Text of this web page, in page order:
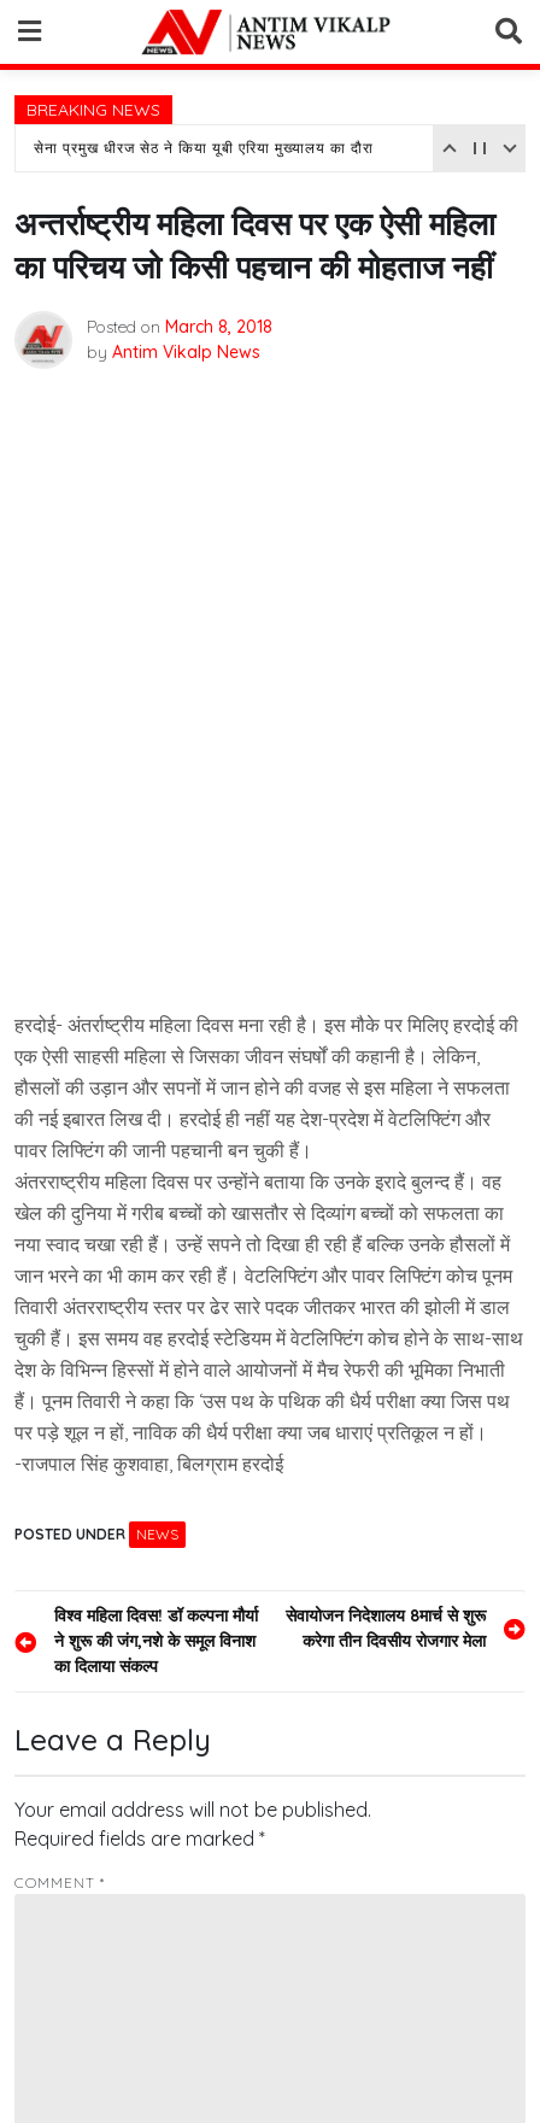
content
BREAKING NEWS
सेना प्रमुख धीरज सेठ ने किया यूबी एरिया मुख्यालय का दौरा
अन्तर्राष्ट्रीय महिला दिवस पर एक ऐसी महिला
का परिचय जो किसी पहचान की मोहताज नहीं
Posted on March 8, 2018
by Antim Vikalp News
हरदोई- अंतर्राष्ट्रीय महिला दिवस मना रही है। इस मौके पर मिलिए हरदोई की
एक ऐसी साहसी महिला से जिसका जीवन संघर्षों की कहानी है। लेकिन,
हौसलों की उड़ान और सपनों में जान होने की वजह से इस महिला ने सफलता
की नई इबारत लिख दी। हरदोई ही नहीं यह देश-प्रदेश में वेटलिफ्टिंग और
पावर लिफ्टिंग की जानी पहचानी बन चुकी हैं।
अंतरराष्ट्रीय महिला दिवस पर उन्होंने बताया कि उनके इरादे बुलन्द हैं। वह
खेल की दुनिया में गरीब बच्चों को खासतौर से दिव्यांग बच्चों को सफलता का
नया स्वाद चखा रही हैं। उन्हें सपने तो दिखा ही रही हैं बल्कि उनके हौसलों में
जान भरने का भी काम कर रही हैं। वेटलिफ्टिंग और पावर लिफ्टिंग कोच पूनम
तिवारी अंतरराष्ट्रीय स्तर पर ढेर सारे पदक जीतकर भारत की झोली में डाल
चुकी हैं। इस समय वह हरदोई स्टेडियम में वेटलिफ्टिंग कोच होने के साथ-साथ
देश के विभिन्न हिस्सों में होने वाले आयोजनों में मैच रेफरी की भूमिका निभाती
हैं। पूनम तिवारी ने कहा कि ‘उस पथ के पथिक की धैर्य परीक्षा क्या जिस पथ
पर पड़े शूल न हों, नाविक की धैर्य परीक्षा क्या जब धाराएं प्रतिकूल न हों।
-राजपाल सिंह कुशवाहा, बिलग्राम हरदोई
POSTED UNDER NEWS
Post
navigation
विश्व महिला दिवस! डॉ कल्पना मौर्या
ने शुरू की जंग,नशे के समूल विनाश
का दिलाया संकल्प
सेवायोजन निदेशालय 8मार्च से शुरू
करेगा तीन दिवसीय रोजगार मेला
Leave a Reply
Your email address will not be published.
Required fields are marked *
COMMENT *